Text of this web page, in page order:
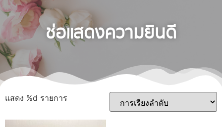
ช่อแสดงความยินดี
แสดง %d รายการ